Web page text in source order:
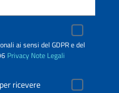
ai sensi del GDPR e del
Privacy Note Legali
ricevere